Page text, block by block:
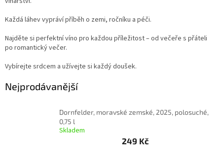
víno
Červené
Delikatesy
vínu
Vývrtky
Každá láhev vypráví příběh o zemi, ročníku a péči.
Najděte si perfektní víno pro každou příležitost – od večeře s přáteli
po romantický večer.
Vybírejte srdcem a užívejte si každý doušek.
Nejprodávanější
Dornfelder, moravské zemské, 2025, polosuché,
0,75 l
Skladem
249 Kč